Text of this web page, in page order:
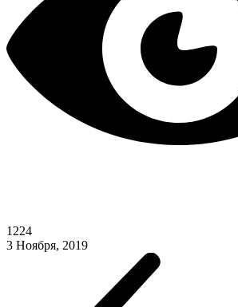
1224
3 Ноября, 2019